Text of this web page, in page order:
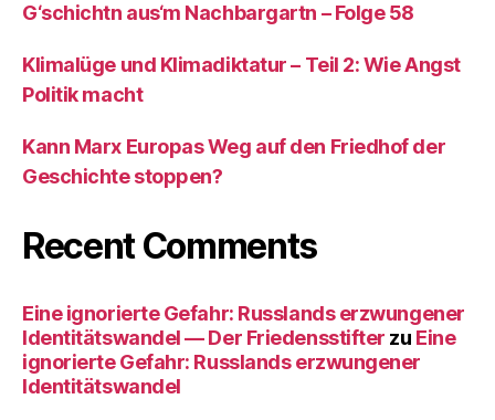
G‘schichtn aus‘m Nachbargartn – Folge 58
Klimalüge und Klimadiktatur – Teil 2: Wie Angst
Politik macht
Kann Marx Europas Weg auf den Friedhof der
Geschichte stoppen?
Recent Comments
Eine ignorierte Gefahr: Russlands erzwungener
Identitätswandel — Der Friedensstifter zu Eine
ignorierte Gefahr: Russlands erzwungener
Identitätswandel